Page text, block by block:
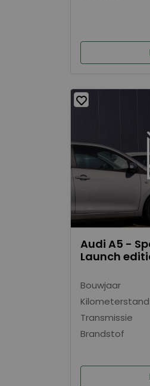
Audi A5 -
Launch
Bouwjaar
Kilometerstand
Transmissie
Brandstof